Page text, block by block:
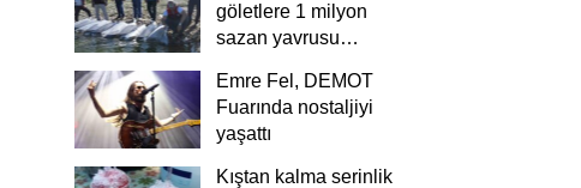
göletlere 1 milyon
sazan yavrusu
Emre Fel, DEMOT
Fuarında nostaljiyi
yaşattı
Kıştan kalma serinlik